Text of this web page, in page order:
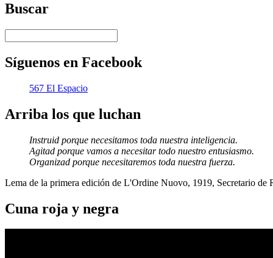
Buscar
Síguenos en Facebook
567 El Espacio
Arriba los que luchan
Instruid porque necesitamos toda nuestra inteligencia.
Agitad porque vamos a necesitar todo nuestro entusiasmo.
Organizad porque necesitaremos toda nuestra fuerza.
Lema de la primera edición de L'Ordine Nuovo, 1919, Secretario de
Cuna roja y negra